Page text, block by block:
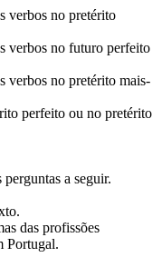
verbos no pretérito
verbos no futuro perfeito
verbos no pretérito mais-
perfeito ou no pretérito
a seguir.
das profissões
Portugal.